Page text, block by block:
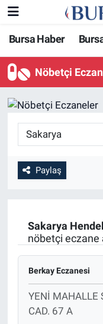
Bursa Haber
Nöbetçi
Paylaş
Sakarya
nöbetçi eczane
Berkay Eczanesi
YENİ MAHALLE
CAD. 67 A
Bursa Haber
Genel
Politika
Bilim, Teknoloji
KÜLTÜR-SANAT
Bursaspor
Gündem
Sağlık
Eğitim
Bursa Nöbetçi
Bursa Hava
Bursa Namaz
Bursa Trafik
Süper Lig
Son Dakika
Haber Arşivi